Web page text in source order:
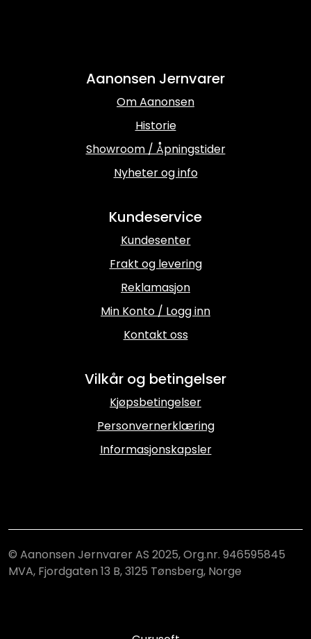
Aanonsen Jernvarer
Om Aanonsen
Historie
Showroom / Åpningstider
Nyheter og info
Kundeservice
Kundesenter
Frakt og levering
Reklamasjon
Min Konto / Logg inn
Kontakt oss
Vilkår og betingelser
Kjøpsbetingelser
Personvernerklæring
Informasjonskapsler
© Aanonsen Jernvarer AS 2025, Org.nr. 946595845
MVA, Fjordgaten 13 B, 3125 Tønsberg, Norge